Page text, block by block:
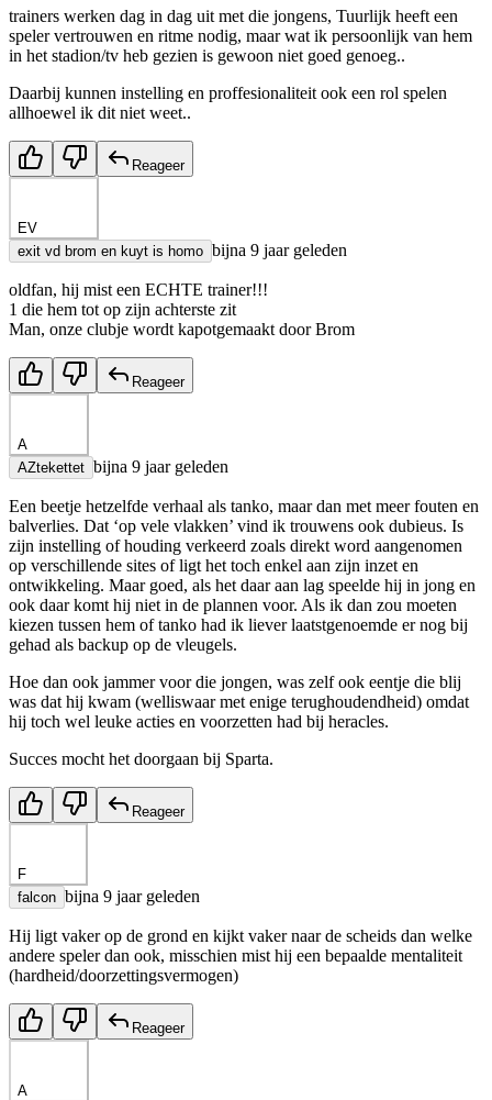
trainers werken dag in dag uit met die jongens, Tuurlijk heeft een
speler vertrouwen en ritme nodig, maar wat ik persoonlijk van hem
in het stadion/tv heb gezien is gewoon niet goed genoeg..
Daarbij kunnen instelling en proffesionaliteit ook een rol spelen
allhoewel ik dit niet weet..
Reageer
EV
exit vd brom en kuyt is homo bijna 9 jaar geleden
oldfan, hij mist een ECHTE trainer!!!
1 die hem tot op zijn achterste zit
Man, onze clubje wordt kapotgemaakt door Brom
Reageer
A
AZtekettet bijna 9 jaar geleden
Een beetje hetzelfde verhaal als tanko, maar dan met meer fouten en
balverlies. Dat ‘op vele vlakken’ vind ik trouwens ook dubieus. Is
zijn instelling of houding verkeerd zoals direkt word aangenomen
op verschillende sites of ligt het toch enkel aan zijn inzet en
ontwikkeling. Maar goed, als het daar aan lag speelde hij in jong en
ook daar komt hij niet in de plannen voor. Als ik dan zou moeten
kiezen tussen hem of tanko had ik liever laatstgenoemde er nog bij
gehad als backup op de vleugels.
Hoe dan ook jammer voor die jongen, was zelf ook eentje die blij
was dat hij kwam (welliswaar met enige terughoudendheid) omdat
hij toch wel leuke acties en voorzetten had bij heracles.
Succes mocht het doorgaan bij Sparta.
Reageer
F
falcon bijna 9 jaar geleden
Hij ligt vaker op de grond en kijkt vaker naar de scheids dan welke
andere speler dan ook, misschien mist hij een bepaalde mentaliteit
(hardheid/doorzettingsvermogen)
Reageer
A